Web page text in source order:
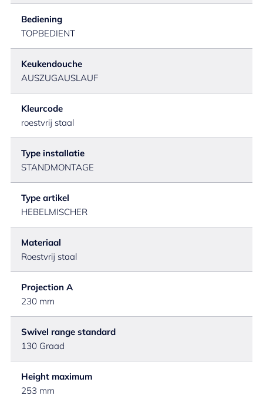
Bediening
TOPBEDIENT
Keukendouche
AUSZUGAUSLAUF
Kleurcode
roestvrij staal
Type installatie
STANDMONTAGE
Type artikel
HEBELMISCHER
Materiaal
Roestvrij staal
Projection A
230 mm
Swivel range standard
130 Graad
Height maximum
253 mm